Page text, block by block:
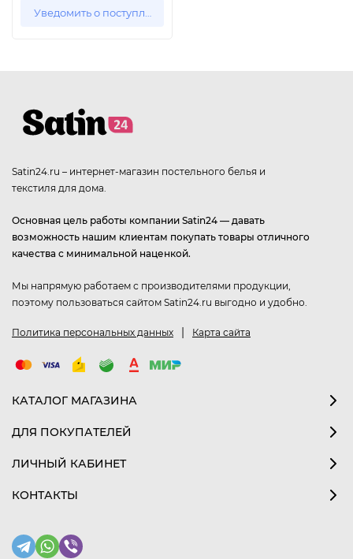
Уведомить о поступлении
Satin24.ru – интернет-магазин постельного белья и
текстиля для дома.
Основная цель работы компании Satin24 — давать
возможность нашим клиентам покупать товары отличного
качества с минимальной наценкой.
Мы напрямую работаем с производителями продукции,
поэтому пользоваться сайтом Satin24.ru выгодно и удобно.
Политика персональных данных | Карта сайта
КАТАЛОГ МАГАЗИНА
ДЛЯ ПОКУПАТЕЛЕЙ
ЛИЧНЫЙ КАБИНЕТ
КОНТАКТЫ